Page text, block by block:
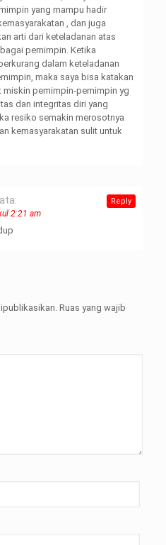
yang mampu hadir
, dan juga
arti dari keteladanan atas
pemimpin. Ketika
dalam keteladanan
maka saya bisa katakan
miskin pemimpin-pemimpin yg
dan integritas diri yang
resiko semakin merosotnya
kemasyarakatan sulit untuk
2:21 am
Reply
Ruas yang wajib